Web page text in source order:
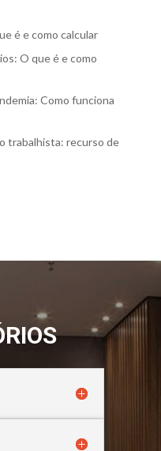
é e como calcular
O que é e como
Como funciona
trabalhista: recurso de